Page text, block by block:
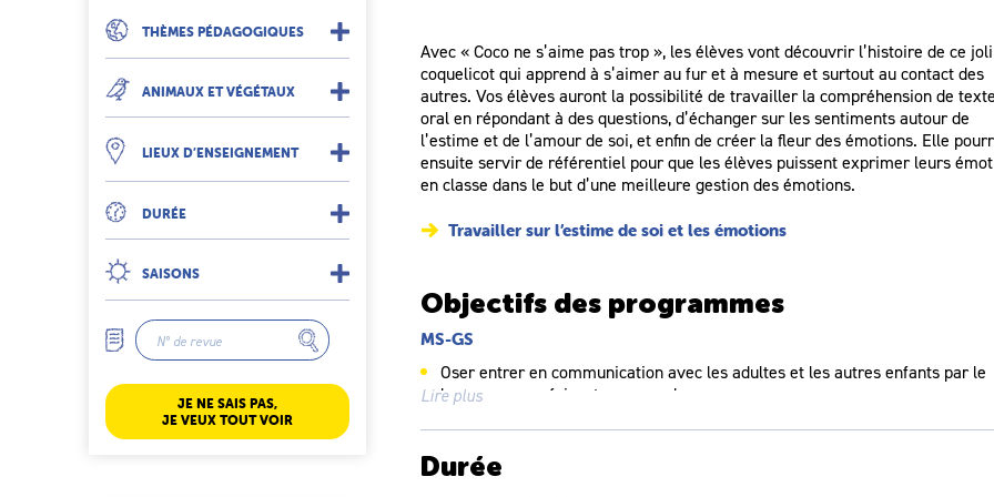
THÈMES PÉDAGOGIQUES
ANIMAUX ET VÉGÉTAUX
LIEUX D’ENSEIGNEMENT
DURÉE
SAISONS
JE NE SAIS PAS,
JE VEUX TOUT VOIR
Avec « Coco ne s’aime pas trop », les élèves vont découvrir l’histoire de ce joli
coquelicot qui apprend à s’aimer au fur et à mesure et surtout au contact des
autres. Vos élèves auront la possibilité de travailler la compréhension de
oral en répondant à des questions, d’échanger sur les sentiments autour de
l’estime et de l’amour de soi, et enfin de créer la fleur des émotions. Elle
ensuite servir de référentiel pour que les élèves puissent exprimer leurs
en classe dans le but d’une meilleure gestion des émotions.
Travailler sur l’estime de soi et les émotions
Objectifs des programmes
MS-GS
Oser entrer en communication avec les adultes et les autres enfants par le
langage, en se faisant comprendre
discuter un point de vue
Lire plus
Durée